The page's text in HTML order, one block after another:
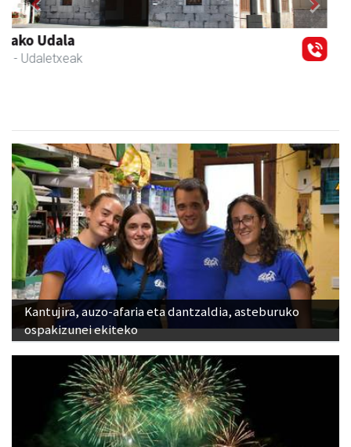
Izurtzu erretegia
Asteasu - Erretegia
Previous Next
Kantujira, auzo-afaria eta dantzaldia, asteburuko
ospakizunei ekiteko